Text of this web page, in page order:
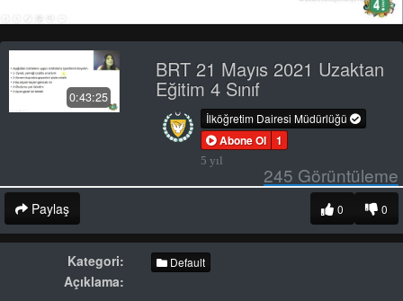
Video
0:43:25
BRT 21 Mayıs 2021 Uzaktan
Eğitim 4 Sınıf
İlköğretim Dairesi Müdürlüğü
Abone Ol 1
5 yıl
245 Görüntüleme
Paylaş 0
0
Kategori: Default
Açıklama: